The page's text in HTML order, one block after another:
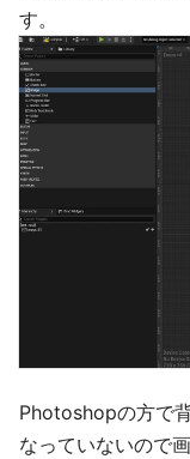
す。
Photoshopの方で
なっていないので